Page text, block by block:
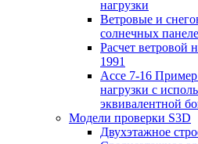
нагрузки
Ветровые и
солнечных
Расчет ветровой
1991
Ассе 7-16 Пример
нагрузки с
эквивалентной
Модели проверки S3D
Двухэтажное